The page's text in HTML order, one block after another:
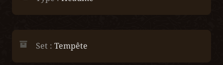
Set : Tempête